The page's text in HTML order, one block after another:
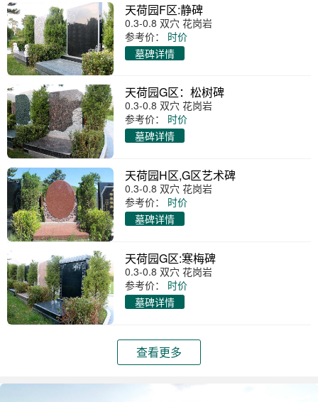
天荷园F区:静碑
0.3-0.8 双穴 花岗岩
参考价：
时价
墓碑详情
天荷园G区：松树碑
0.3-0.8 双穴 花岗岩
参考价：
时价
墓碑详情
天荷园H区,G区艺术碑
0.3-0.8 双穴 花岗岩
参考价：
时价
墓碑详情
天荷园G区:寒梅碑
0.3-0.8 双穴 花岗岩
参考价：
时价
墓碑详情
查看更多